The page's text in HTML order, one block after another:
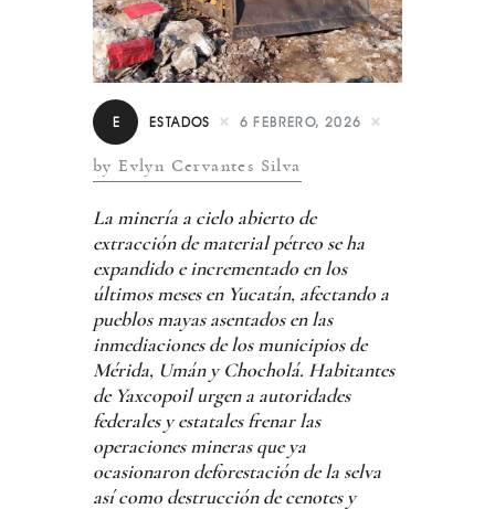
Opinión
Contacto
E ESTADOS 6 FEBRERO, 2026
by Evlyn Cervantes Silva
La minería a cielo abierto de
extracción de material pétreo se ha
expandido e incrementado en los
últimos meses en Yucatán, afectando a
pueblos mayas asentados en las
inmediaciones de los municipios de
Mérida, Umán y Chocholá. Habitantes
de Yaxcopoil urgen a autoridades
federales y estatales frenar las
operaciones mineras que ya
ocasionaron deforestación de la selva
así como destrucción de cenotes y